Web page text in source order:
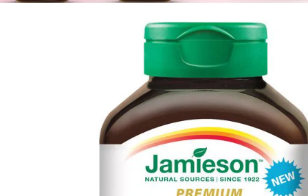
Jiné stránky Jamieson